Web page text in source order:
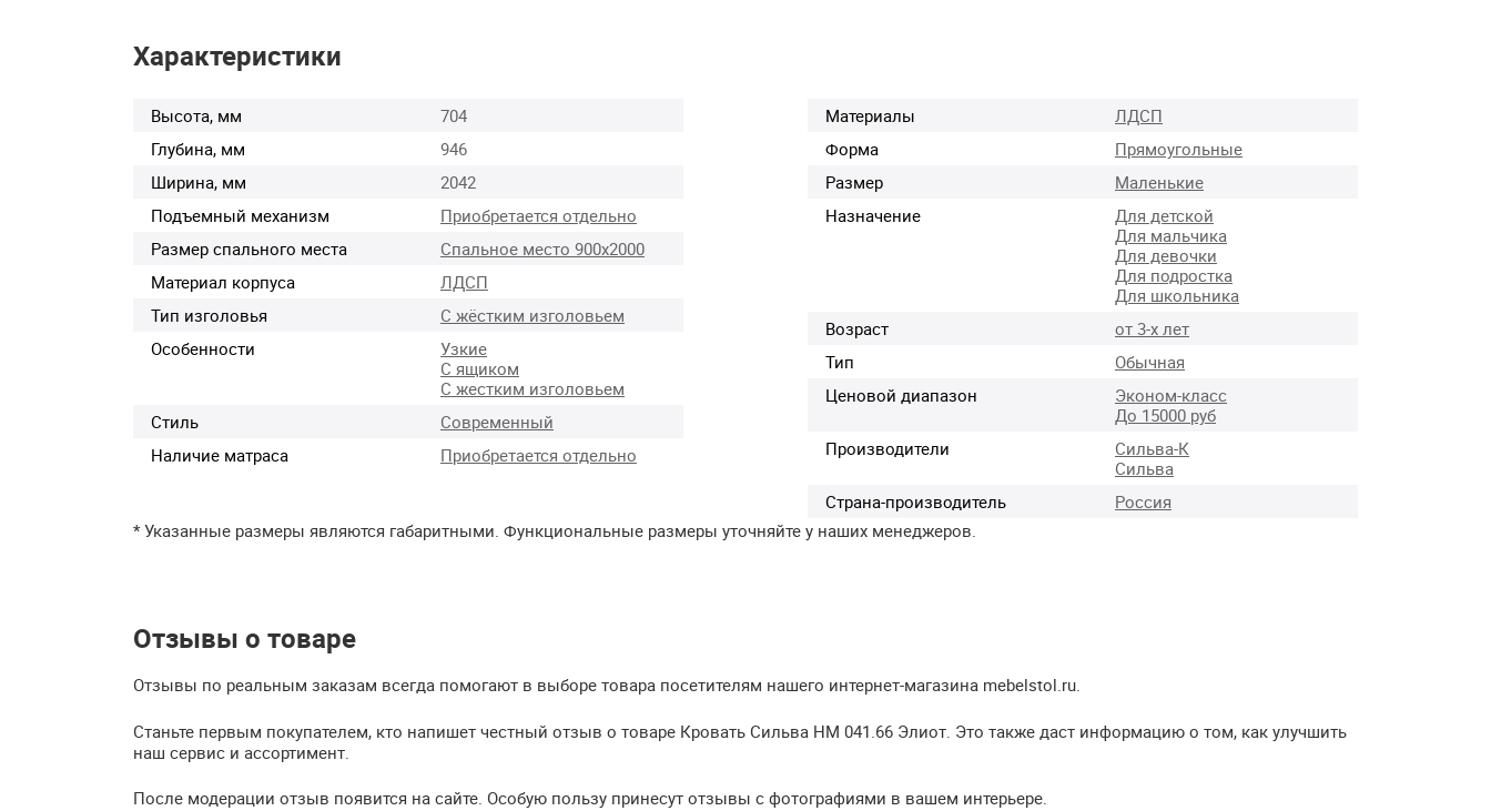
Характеристики
Высота, мм
704
Глубина, мм
946
Ширина, мм
2042
Подъемный механизм
Приобретается отдельно
Размер спального места
Спальное место 900х2000
Материал корпуса
ЛДСП
Тип изголовья
С жёстким изголовьем
Особенности
Узкие
С ящиком
С жестким изголовьем
Стиль
Современный
Наличие матраса
Приобретается отдельно
Материалы
ЛДСП
Форма
Прямоугольные
Размер
Маленькие
Назначение
Для детской
Для мальчика
Для девочки
Для подростка
Для школьника
Возраст
от 3-х лет
Тип
Обычная
Ценовой диапазон
Эконом-класс
До 15000 руб
Производители
Сильва-К
Сильва
Страна-производитель
Россия
* Указанные размеры являются габаритными. Функциональные размеры уточняйте у наших менеджеров.
Отзывы о товаре
Отзывы по реальным заказам всегда помогают в выборе товара посетителям нашего интернет-магазина mebelstol.ru.
Станьте первым покупателем, кто напишет честный отзыв о товаре Кровать Сильва НМ 041.66 Элиот. Это также даст информацию о том, как улучшить
наш сервис и ассортимент.
После модерации отзыв появится на сайте. Особую пользу принесут отзывы с фотографиями в вашем интерьере.